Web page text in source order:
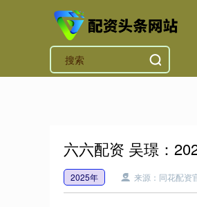
六六配资 吴璟：
2025年 来源：同花配资